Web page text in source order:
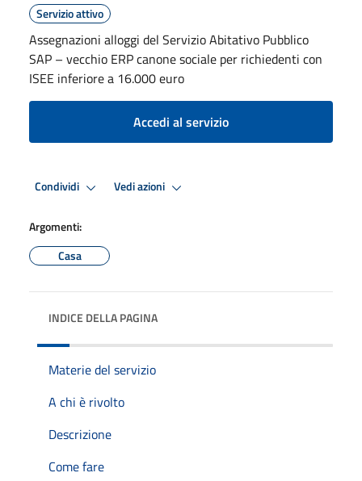
Servizio attivo
Assegnazioni alloggi del Servizio Abitativo Pubblico
SAP – vecchio ERP canone sociale per richiedenti con
ISEE inferiore a 16.000 euro
Accedi al servizio
Condividi Vedi azioni
Argomenti:
Casa
INDICE DELLA PAGINA
Materie del servizio
A chi è rivolto
Descrizione
Come fare